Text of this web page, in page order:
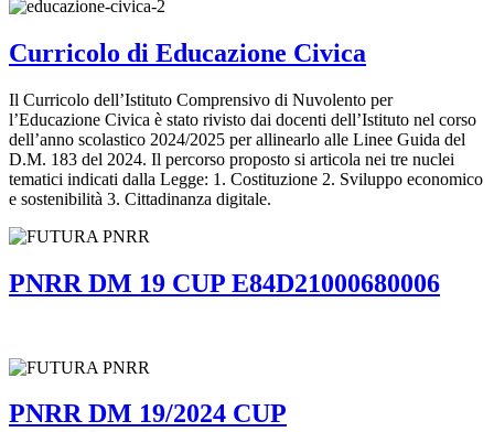
Curricolo di Educazione Civica
Il Curricolo dell’Istituto Comprensivo di Nuvolento per
l’Educazione Civica è stato rivisto dai docenti dell’Istituto nel corso
dell’anno scolastico 2024/2025 per allinearlo alle Linee Guida del
D.M. 183 del 2024. Il percorso proposto si articola nei tre nuclei
tematici indicati dalla Legge: 1. Costituzione 2. Sviluppo economico
e sostenibilità 3. Cittadinanza digitale.
PNRR DM 19 CUP E84D21000680006
PNRR DM 19/2024 CUP